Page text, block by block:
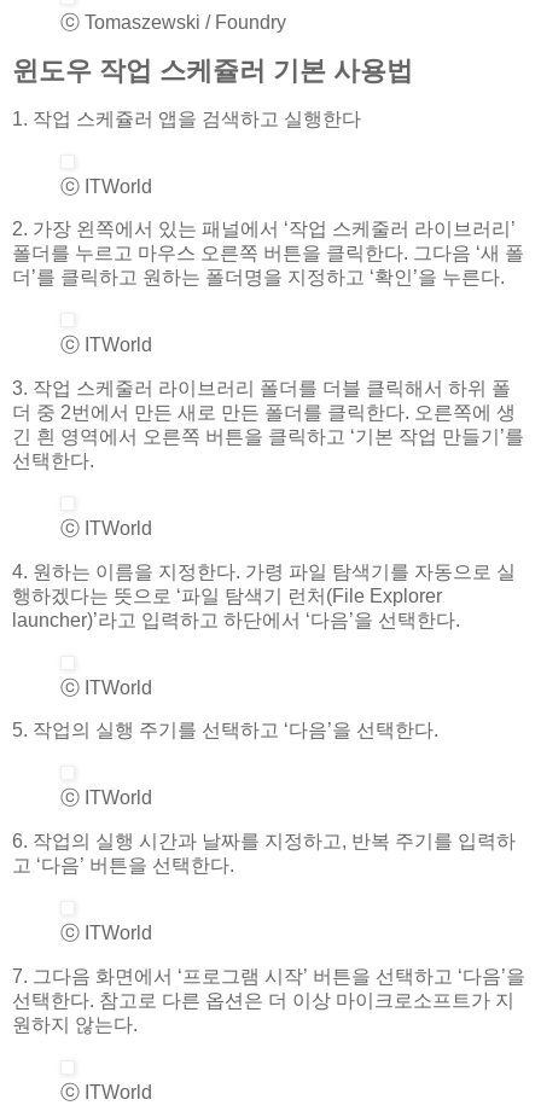
ⓒ Tomaszewski / Foundry
윈도우 작업 스케쥴러 기본 사용법
1. 작업 스케쥴러 앱을 검색하고 실행한다
ⓒ ITWorld
2. 가장 왼쪽에서 있는 패널에서 ‘작업 스케줄러 라이브러리’
폴더를 누르고 마우스 오른쪽 버튼을 클릭한다. 그다음 ‘새 폴
더’를 클릭하고 원하는 폴더명을 지정하고 ‘확인’을 누른다.
ⓒ ITWorld
3. 작업 스케줄러 라이브러리 폴더를 더블 클릭해서 하위 폴
더 중 2번에서 만든 새로 만든 폴더를 클릭한다. 오른쪽에 생
긴 흰 영역에서 오른쪽 버튼을 클릭하고 ‘기본 작업 만들기’를
선택한다.
ⓒ ITWorld
4. 원하는 이름을 지정한다. 가령 파일 탐색기를 자동으로 실
행하겠다는 뜻으로 ‘파일 탐색기 런처(File Explorer
launcher)’라고 입력하고 하단에서 ‘다음’을 선택한다.
ⓒ ITWorld
5. 작업의 실행 주기를 선택하고 ‘다음’을 선택한다.
ⓒ ITWorld
6. 작업의 실행 시간과 날짜를 지정하고, 반복 주기를 입력하
고 ‘다음’ 버튼을 선택한다.
ⓒ ITWorld
7. 그다음 화면에서 ‘프로그램 시작’ 버튼을 선택하고 ‘다음’을
선택한다. 참고로 다른 옵션은 더 이상 마이크로소프트가 지
원하지 않는다.
ⓒ ITWorld